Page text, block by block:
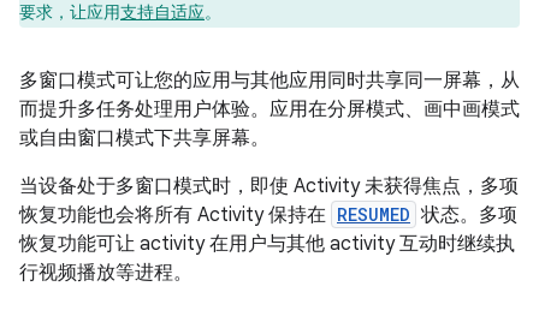
要求，让应用支持自适应。
多窗口模式可让您的应用与其他应用同时共享同一屏幕，从
而提升多任务处理用户体验。应用在分屏模式、画中画模式
或自由窗口模式下共享屏幕。
当设备处于多窗口模式时，即使 Activity 未获得焦点，多项
恢复功能也会将所有 Activity 保持在 RESUMED 状态。多项
恢复功能可让 activity 在用户与其他 activity 互动时继续执
行视频播放等进程。